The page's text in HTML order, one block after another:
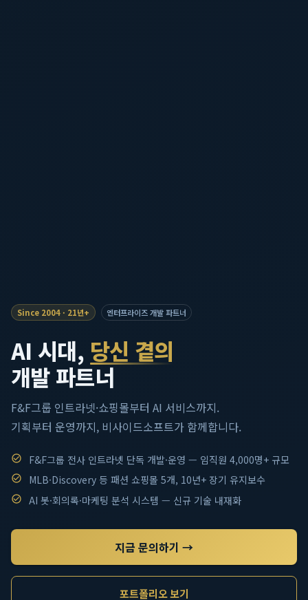
Since 2004 · 21년+ 엔터프라이즈 개발 파트너
AI 시대, 당신 곁의
개발 파트너
F&F그룹 인트라넷·쇼핑몰부터 AI 서비스까지.
기획부터 운영까지, 비사이드소프트가 함께합니다.
F&F그룹 전사 인트라넷 단독 개발·운영 — 임직원 4,000명+ 규모
MLB·Discovery 등 패션 쇼핑몰 5개, 10년+ 장기 유지보수
AI 봇·회의록·마케팅 분석 시스템 — 신규 기술 내재화
지금 문의하기 →
포트폴리오 보기